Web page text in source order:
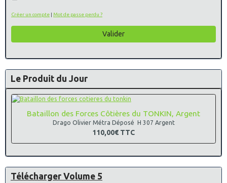
Créer un compte | Mot de passe perdu ?
Valider
Le Produit du Jour
Bataillon des Forces Côtières du TONKIN, Argent
Drago Olivier Métra Déposé H 307 Argent
110,00€ TTC
Télécharger Volume 5